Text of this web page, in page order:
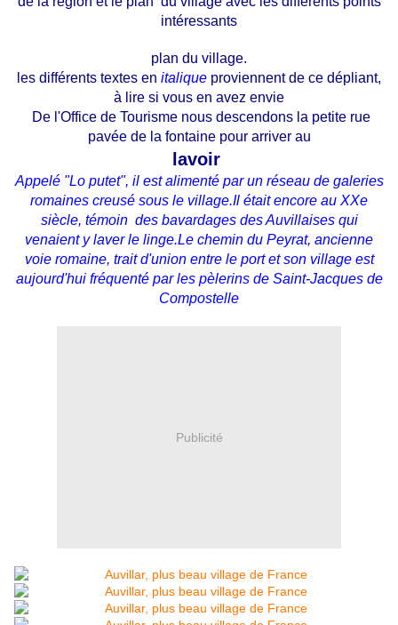
intéressants
plan du village.
les différents textes en italique proviennent de ce dépliant,
à lire si vous en avez envie
De l'Office de Tourisme nous descendons la petite rue
pavée de la fontaine pour arriver au
lavoir
Appelé "Lo putet", il est alimenté par un réseau de galeries
romaines creusé sous le village.Il était encore au XXe
siècle, témoin des bavardages des Auvillaises qui
venaient y laver le linge.Le chemin du Peyrat, ancienne
voie romaine, trait d'union entre le port et son village est
aujourd'hui fréquenté par les pèlerins de Saint-Jacques de
Compostelle
Publicité